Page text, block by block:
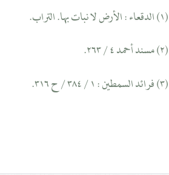
(١) الدقعاء : الأرض لا نبات بها. التراب.
(٢) مسند أحمد ٤ / ٢٦٣.
(٣) فرائد السمطين : ١ / ٣٨٤ / ح ٣١٦.